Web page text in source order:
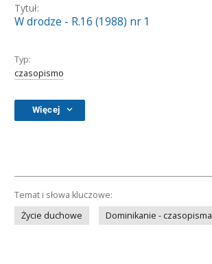
Tytuł:
W drodze - R.16 (1988) nr 1
Typ:
czasopismo
Więcej
Temat i słowa kluczowe:
Życie duchowe
Dominikanie - czasopisma